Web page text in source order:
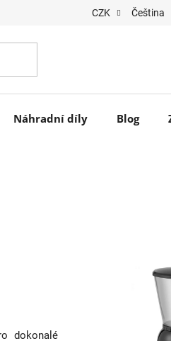
CZK Čeština
Náhradní díly Blog
dokonalé